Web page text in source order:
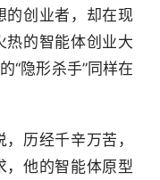
的创业者，却在现
热的智能体创业大
“隐形杀手”同样在
历经千辛万苦，
，他的智能体原型